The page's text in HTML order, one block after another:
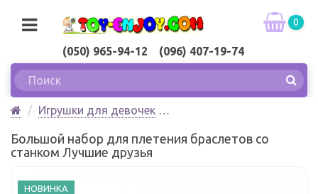
(050) 965-94-12 (096) 407-19-74
0
Игрушки для девочек
станком Лучшие друзья Make it Real
Большой набор для плетения браслетов со
станком Лучшие друзья
НОВИНКА